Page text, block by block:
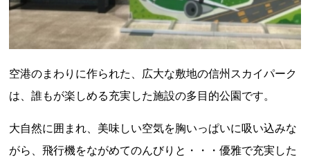
空港のまわりに作られた、広大な敷地の信州スカイパーク
は、誰もが楽しめる充実した施設の多目的公園です。
大自然に囲まれ、美味しい空気を胸いっぱいに吸い込みな
がら、飛行機をながめてのんびりと・・・優雅で充実した